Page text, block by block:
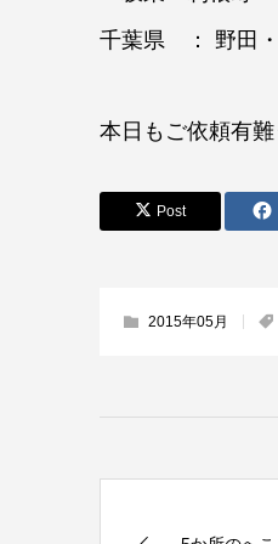
千葉県 ： 野田
本日もご依頼有難
Post
2015年05月